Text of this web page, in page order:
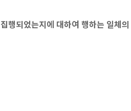
행되었는지에 대하여 행하는 일체